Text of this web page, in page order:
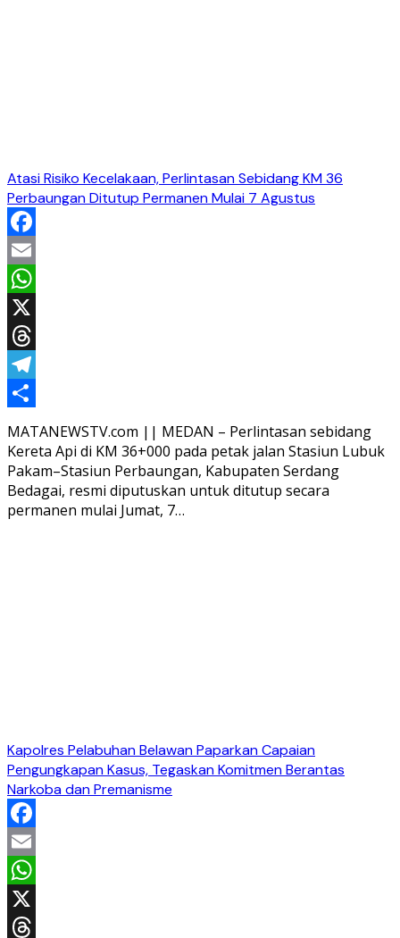
Atasi Risiko Kecelakaan, Perlintasan Sebidang KM 36
Perbaungan Ditutup Permanen Mulai 7 Agustus
Facebook
Email
WhatsApp
X
Threads
Telegram
Share
MATANEWSTV.com || MEDAN – Perlintasan sebidang
Kereta Api di KM 36+000 pada petak jalan Stasiun Lubuk
Pakam–Stasiun Perbaungan, Kabupaten Serdang
Bedagai, resmi diputuskan untuk ditutup secara
permanen mulai Jumat, 7…
Kapolres Pelabuhan Belawan Paparkan Capaian
Pengungkapan Kasus, Tegaskan Komitmen Berantas
Narkoba dan Premanisme
Facebook
Email
WhatsApp
X